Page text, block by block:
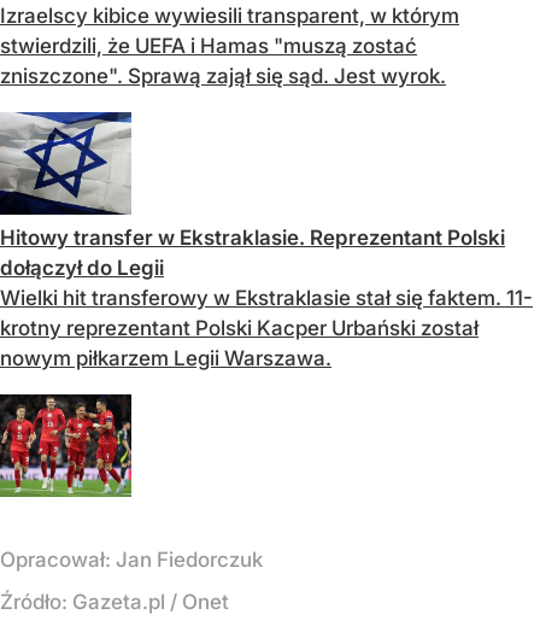
Izraelscy kibice wywiesili transparent, w którym
stwierdzili, że UEFA i Hamas "muszą zostać
zniszczone". Sprawą zajął się sąd. Jest wyrok.
Hitowy transfer w Ekstraklasie. Reprezentant Polski
dołączył do Legii
Wielki hit transferowy w Ekstraklasie stał się faktem. 11-
krotny reprezentant Polski Kacper Urbański został
nowym piłkarzem Legii Warszawa.
Opracował: Jan Fiedorczuk
Źródło: Gazeta.pl / Onet